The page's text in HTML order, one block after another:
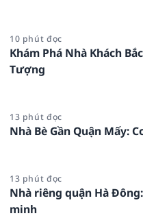
10 phút đọc
Khám Phá Nhà Khách
Tượng
13 phút đọc
Nhà Bè Gần Quận Mấy:
13 phút đọc
Nhà riêng quận Hà
minh